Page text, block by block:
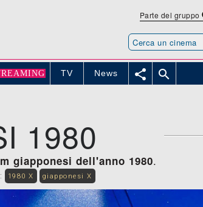
Parte del gruppo
TV News  
1980
giapponesi dell'anno 1980.
1980 X giapponesi X